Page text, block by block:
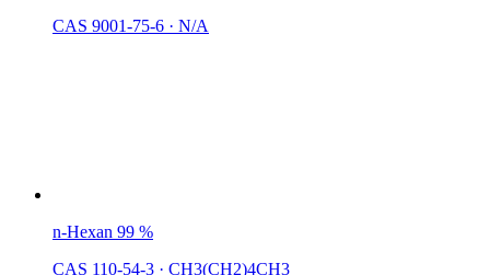
CAS 9001-75-6 · N/A
n-Hexan 99 %
CAS 110-54-3 · CH3(CH2)4CH3